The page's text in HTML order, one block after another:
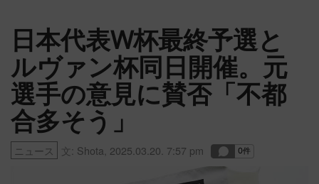
日本代表W杯最終予選と
ルヴァン杯同日開催。元
選手の意見に賛否「不都
合多そう」
ニュース 文: Shota 2025.03.20. 7:57 pm